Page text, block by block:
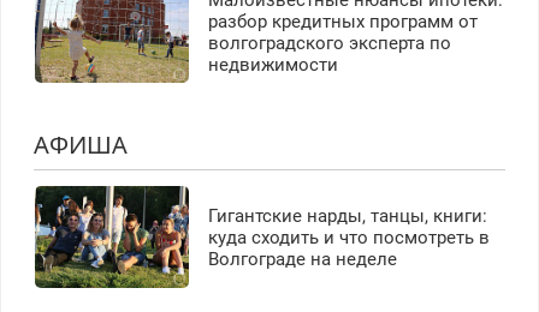
разбор кредитных программ от
волгоградского эксперта по
недвижимости
АФИША
Гигантские нарды, танцы, книги:
куда сходить и что посмотреть в
Волгограде на неделе